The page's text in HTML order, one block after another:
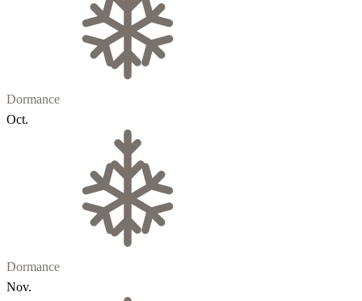
Dormance
Oct.
Dormance
Nov.